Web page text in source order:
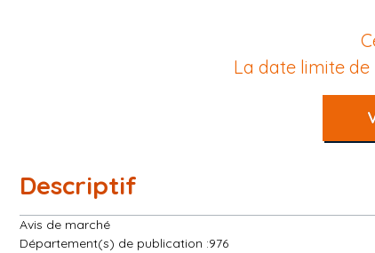
La date limite
Descriptif
Avis de marché
Département(s) de publication :976